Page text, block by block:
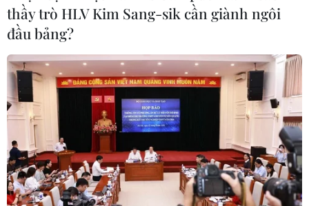
CƠ QUAN CHỦ QUẢN: THÔNG TẤN XÃ VIỆT NAM
Tổng Biên tập: TRẦN TIẾN DUẨN
Phó Tổng Biên tập: NGUYỄN THỊ TÁM, KHÚC THANH
THỦY
Sở hữu trí tuệ
Quy định sử dụng
RSS
Hỗ trợ
thầy trò HLV Kim Sang-sik cần giành ngôi
đầu bảng?